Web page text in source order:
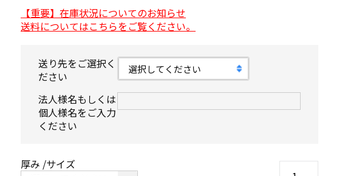
【重要】在庫状況についてのお知らせ
送料についてはこちらをご覧ください。
送り先をご選択く
ださい
法人様名もしくは
個人様名をご入力
ください
厚み サイズ